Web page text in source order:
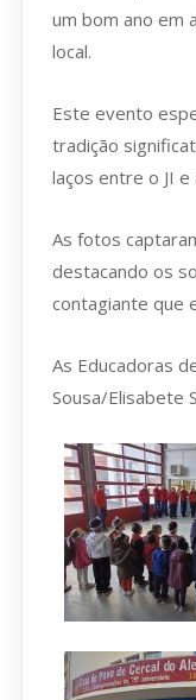
um bom ano em
local.
Este evento
tradição
laços entre o JI e
As fotos
destacando os
contagiante que
As Educadoras
Sousa/Elisabete